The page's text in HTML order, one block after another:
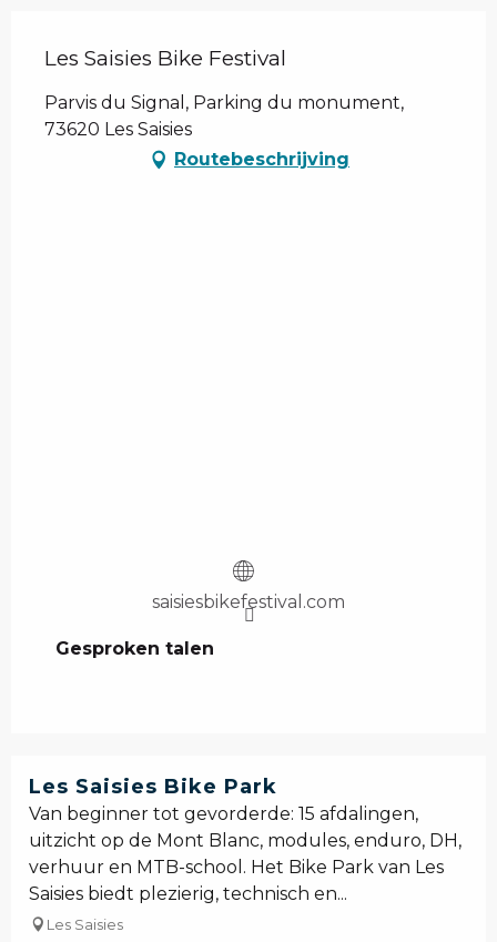
Les Saisies Bike Festival
Parvis du Signal, Parking du monument,
73620 Les Saisies
Routebeschrijving
saisiesbikefestival.com
Gesproken talen
Gesproken talen
Les Saisies Bike Park
Van beginner tot gevorderde: 15 afdalingen,
uitzicht op de Mont Blanc, modules, enduro, DH,
verhuur en MTB-school. Het Bike Park van Les
Saisies biedt plezierig, technisch en...
Les Saisies